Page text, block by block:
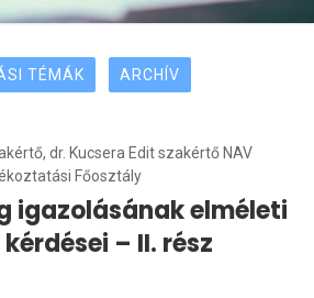
TÉMÁK ARCHÍV
dr. Kucsera Edit szakértő NAV
Főosztály
igazolásának elméleti
– II. rész